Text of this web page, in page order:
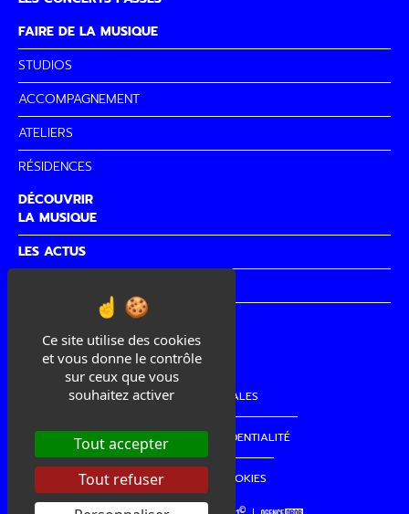
Ce site utilise des cookies
et vous donne le contrôle
sur ceux que vous
souhaitez activer
Tout accepter
Tout refuser
FAIRE DE LA MUSIQUE
STUDIOS
ACCOMPAGNEMENT
ATELIERS
RÉSIDENCES
DÉCOUVRIR
LA MUSIQUE
LES ACTUS
LA MUSIQUE
MENTIONS LÉGALES
POLITIQUE DE CONFIDENTIALITÉ
GESTION DES COOKIES
©